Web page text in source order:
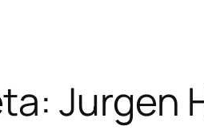
Jurgen